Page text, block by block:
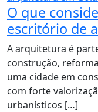
O que
escritório de
A arquitetura é
construção,
uma cidade em
com forte
urbanísticos […]